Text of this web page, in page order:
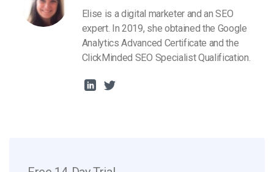
Elise is a digital marketer and an SEO
expert. In 2019, she obtained the Google
Analytics Advanced Certificate and the
ClickMinded SEO Specialist Qualification.